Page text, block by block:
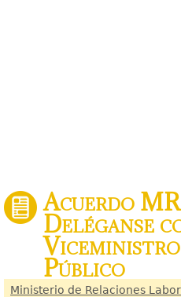
Acuerdo
Deléganse
Público
Ministerio de Relaciones